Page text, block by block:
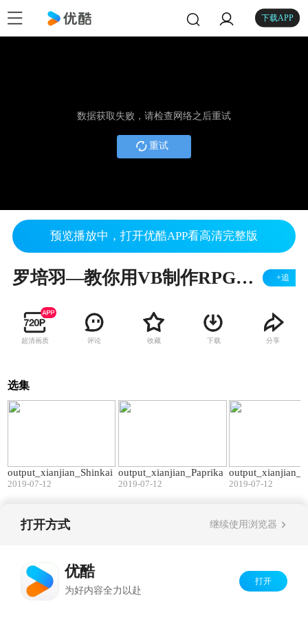
下载APP
数据获取失败，请检查网络之后重试
重试
预览播放中，打开优酷APP看高清完整版
罗培羽—教你用VB制作RPG游戏 第七节 +追
超清画质 评论 收藏 下载 分享
选集
output_xianjian_Shinkai
2019-07-12
output_xianjian_Paprika
2019-07-12 2019-07-12
打开方式 继续使用浏览器
优酷
为好内容全力以赴
打开